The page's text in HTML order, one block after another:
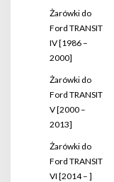
Żarówki do
Ford TRANSIT
IV [1986 –
2000]
Żarówki do
Ford TRANSIT
V [2000 –
2013]
Żarówki do
Ford TRANSIT
VI [2014 – ]